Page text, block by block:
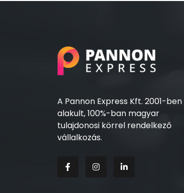
A Pannon Express Kft. 2001-ben
alakult, 100%-ban magyar
tulajdonosi körrel rendelkező
vállalkozás.